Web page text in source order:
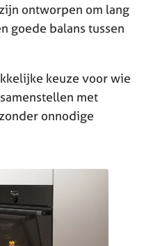
ontworpen om lang
goede balans tussen
keuze voor wie
met
onnodige